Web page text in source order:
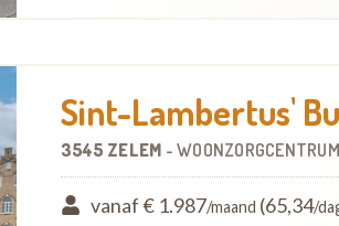
Sint-Lambertus'
3545 ZELEM -
vanaf € 1.987/maand (65,34/